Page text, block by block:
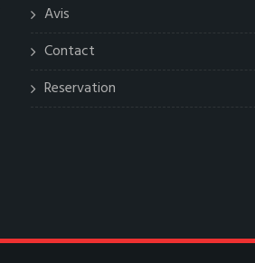
Avis
Contact
Reservation